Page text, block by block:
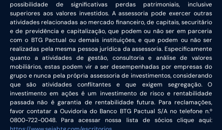
possibilidade de significativas perdas patrimoniais, inclusive
superiores aos valores investidos. A assessoria pode exercer outras
atividades relacionadas ao mercado financeiro, de capitais, securitário
e de previdência e capitalização, que podem ou não ser em parceria
com o BTG Pactual ou demais instituições, e que podem ou não ser
realizadas pela mesma pessoa jurídica da assessoria. Especificamente
quanto a atividades de gestão, consultoria e análise de valores
mobiliários, estas podem vir a ser desempenhadas por empresas do
grupo e nunca pela própria assessoria de investimentos, considerando
que são atividades conflitantes e que exigem segregação. O
investimento em ações é um investimento de risco e rentabilidade
passada não é garantia de rentabilidade futura. Para reclamações,
favor contatar a Ouvidoria do Banco BTG Pactual S/A no telefone n.º
0800-722-0048. Para acessar nossa lista de sócios clique aqui: